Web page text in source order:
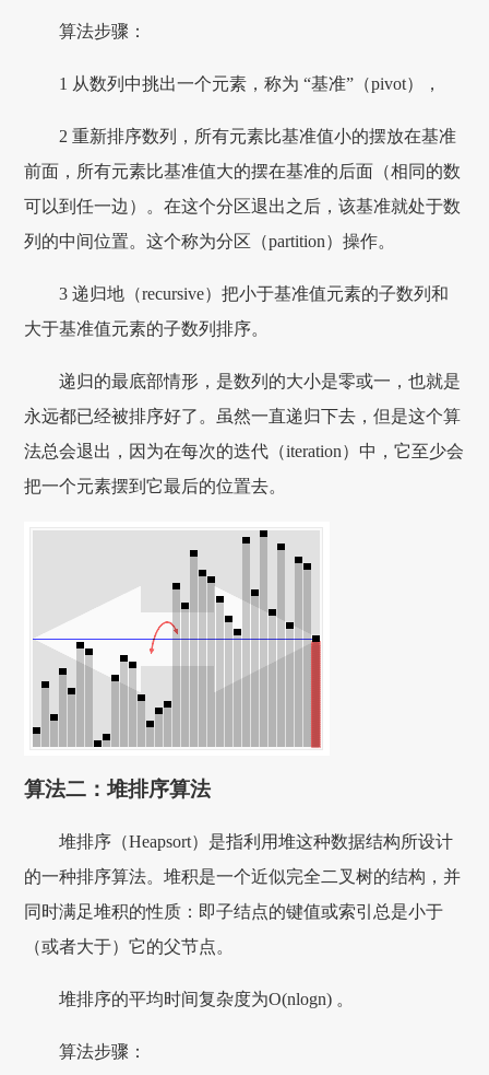
算法步骤：
1 从数列中挑出一个元素，称为 “基准”（pivot），
2 重新排序数列，所有元素比基准值小的摆放在基准
前面，所有元素比基准值大的摆在基准的后面（相同的数
可以到任一边）。在这个分区退出之后，该基准就处于数
列的中间位置。这个称为分区（partition）操作。
3 递归地（recursive）把小于基准值元素的子数列和
大于基准值元素的子数列排序。
递归的最底部情形，是数列的大小是零或一，也就是
永远都已经被排序好了。虽然一直递归下去，但是这个算
法总会退出，因为在每次的迭代（iteration）中，它至少会
把一个元素摆到它最后的位置去。
算法二：堆排序算法
堆排序（Heapsort）是指利用堆这种数据结构所设计
的一种排序算法。堆积是一个近似完全二叉树的结构，并
同时满足堆积的性质：即子结点的键值或索引总是小于
（或者大于）它的父节点。
堆排序的平均时间复杂度为Ο(nlogn) 。
算法步骤：